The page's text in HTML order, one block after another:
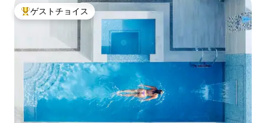
大好評のゲストチョイスです。
ゲストチョイス